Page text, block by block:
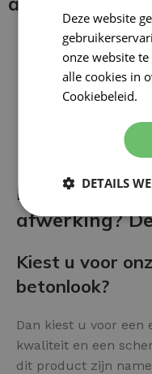
Betonlook
afwerking?
Kiest u voor
betonlook?
Dan kiest u voor een
kwaliteit en een
dit product zijn
Deze website
onze website
alle cookies in
Cookiebeleid.
DETAILS